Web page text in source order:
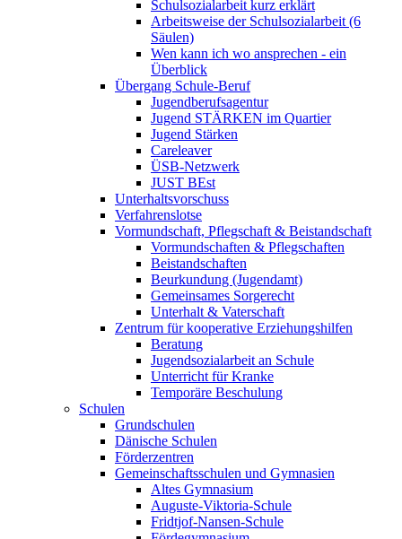
Schulsozialarbeit kurz erklärt
Arbeitsweise der Schulsozialarbeit (6
Säulen)
Wen kann ich wo ansprechen - ein
Überblick
Übergang Schule-Beruf
Jugendberufsagentur
Jugend STÄRKEN im Quartier
Jugend Stärken
Careleaver
ÜSB-Netzwerk
JUST BEst
Unterhaltsvorschuss
Verfahrenslotse
Vormundschaft, Pflegschaft & Beistandschaft
Vormundschaften & Pflegschaften
Beistandschaften
Beurkundung (Jugendamt)
Gemeinsames Sorgerecht
Unterhalt & Vaterschaft
Zentrum für kooperative Erziehungshilfen
Beratung
Jugendsozialarbeit an Schule
Unterricht für Kranke
Temporäre Beschulung
Schulen
Grundschulen
Dänische Schulen
Förderzentren
Gemeinschaftsschulen und Gymnasien
Altes Gymnasium
Auguste-Viktoria-Schule
Fridtjof-Nansen-Schule